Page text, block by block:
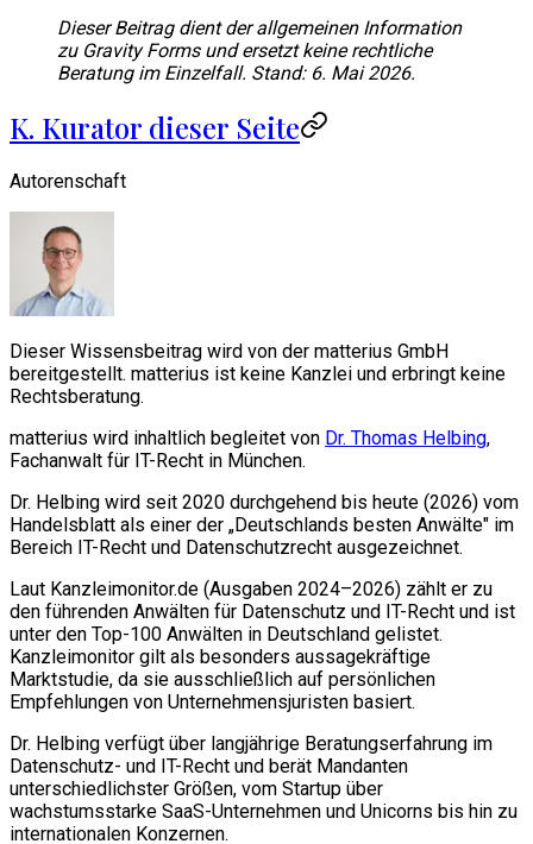
Dieser Beitrag dient der allgemeinen Information
zu Gravity Forms und ersetzt keine rechtliche
Beratung im Einzelfall. Stand: 6. Mai 2026.
K. Kurator dieser Seite
Autorenschaft
Dieser Wissensbeitrag wird von der matterius GmbH
bereitgestellt. matterius ist keine Kanzlei und erbringt keine
Rechtsberatung.
matterius wird inhaltlich begleitet von Dr. Thomas Helbing,
Fachanwalt für IT-Recht in München.
Dr. Helbing wird seit 2020 durchgehend bis heute (2026) vom
Handelsblatt als einer der „Deutschlands besten Anwälte" im
Bereich IT-Recht und Datenschutzrecht ausgezeichnet.
Laut Kanzleimonitor.de (Ausgaben 2024–2026) zählt er zu
den führenden Anwälten für Datenschutz und IT-Recht und ist
unter den Top-100 Anwälten in Deutschland gelistet.
Kanzleimonitor gilt als besonders aussagekräftige
Marktstudie, da sie ausschließlich auf persönlichen
Empfehlungen von Unternehmensjuristen basiert.
Dr. Helbing verfügt über langjährige Beratungserfahrung im
Datenschutz- und IT-Recht und berät Mandanten
unterschiedlichster Größen, vom Startup über
wachstumsstarke SaaS-Unternehmen und Unicorns bis hin zu
internationalen Konzernen.